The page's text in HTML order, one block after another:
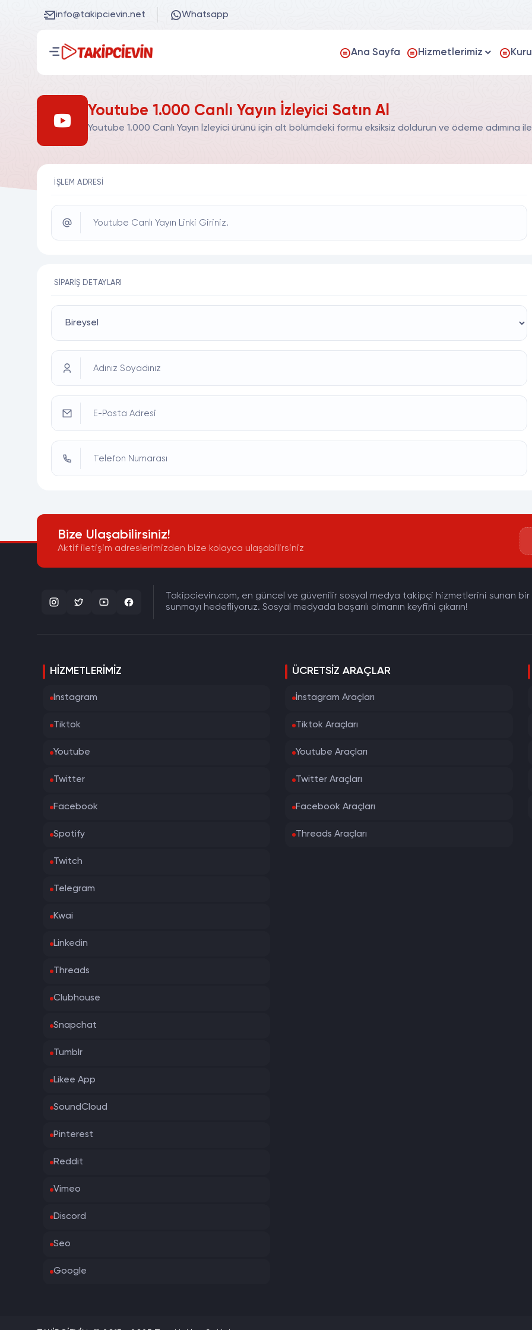
info@takipcievin.net Whatsapp
Ana Sayfa Hizmetlerimiz
Youtube 1.000 Canlı Yayın İzleyici Satın Al
Youtube 1.000 Canlı Yayın İzleyici ürünü için alt bölümdeki formu eksiksiz doldurun ve ödeme adımına
İŞLEM ADRESI
Youtube Canlı Yayın Linki Giriniz.
SIPARIŞ DETAYLARI
Adınız Soyadınız
E-Posta Adresi
Telefon Numarası
Bize Ulaşabilirsiniz!
Aktif iletişim adreslerimizden bize kolayca ulaşabilirsiniz
Takipcievin.com, en güncel ve güvenilir sosyal medya takipçi hizmetlerini sunan bir
sunmayı hedefliyoruz. Sosyal medyada başarılı olmanın keyfini çıkarın!
HIZMETLERIMIZ
Instagram
Tiktok
Youtube
Twitter
Facebook
Spotify
Twitch
Telegram
Kwai
Linkedin
Threads
Clubhouse
Snapchat
Tumblr
Likee App
SoundCloud
Pinterest
Reddit
Vimeo
Discord
Seo
Google
ÜCRETSIZ ARAÇLAR
İnstagram Araçları
Tiktok Araçları
Youtube Araçları
Twitter Araçları
Facebook Araçları
Threads Araçları